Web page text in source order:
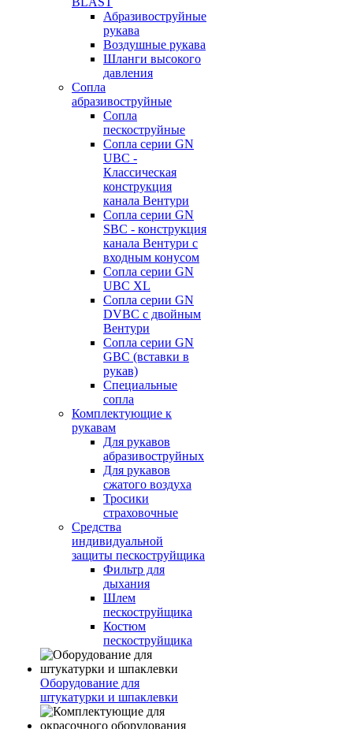
Абразивоструйные
рукава
Воздушные рукава
Шланги высокого
давления
Сопла
абразивоструйные
Сопла
пескоструйные
Сопла серии GN
UBC -
Классическая
конструкция
канала Вентури
Сопла серии GN
SBC - конструкция
канала Вентури c
входным конусом
Сопла серии GN
UBC XL
Сопла серии GN
DVBC с двойным
Вентури
Сопла серии GN
GBC (вставки в
рукав)
Специальные
сопла
Комплектующие к
рукавам
Для рукавов
абразивоструйных
Для рукавов
сжатого воздуха
Тросики
страховочные
Средства
индивидуальной
защиты пескоструйщика
Фильтр для
дыхания
Шлем
пескоструйщика
Костюм
пескоструйщика
Оборудование для
штукатурки и шпаклевки